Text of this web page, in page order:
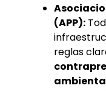
(APP):
reglas